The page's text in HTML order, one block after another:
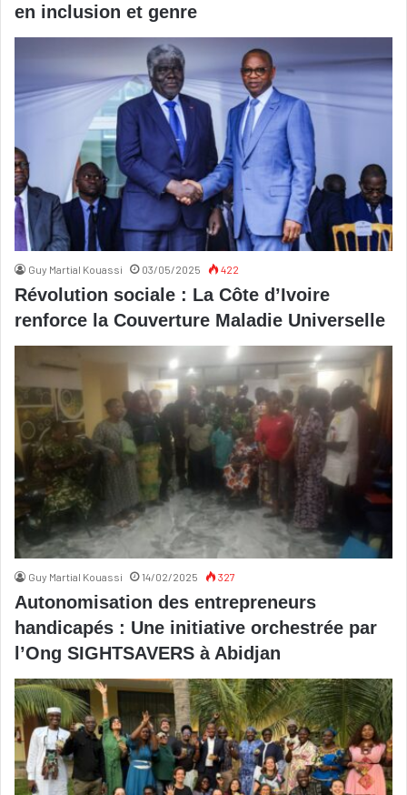
en inclusion et genre
Guy Martial Kouassi 03/05/2025 422
Révolution sociale : La Côte d’Ivoire
renforce la Couverture Maladie Universelle
Guy Martial Kouassi 14/02/2025 327
Autonomisation des entrepreneurs
handicapés : Une initiative orchestrée par
l’Ong SIGHTSAVERS à Abidjan